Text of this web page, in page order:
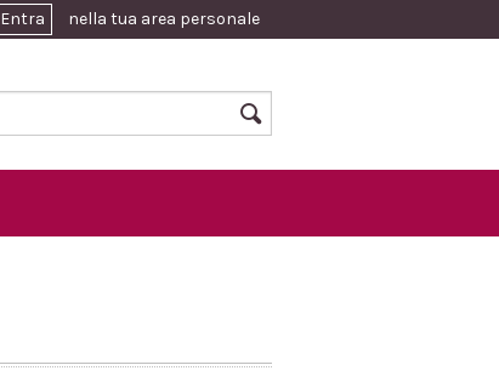
Entra nella tua area personale